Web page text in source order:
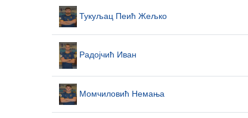
Тукуљац Пеић Жељко
Радојчић Иван
Момчиловић Немања